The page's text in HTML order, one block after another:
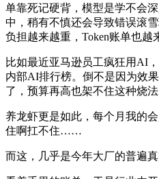
单靠死记硬背，模型是学不会
中，稍有不慎还会导致错误滚
负担越来越重，Token账单也越
比如最近亚马逊员工疯狂用AI
内部AI排行榜。倒不是因为效
了，预算再高也架不住这种烧法
养龙虾更是如此，每个月我的
住啊扛不住……
而这，几乎是今年大厂的普遍真